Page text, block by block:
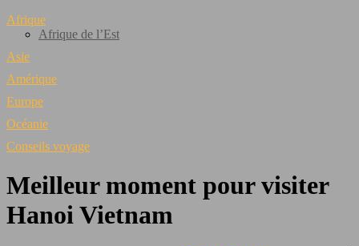
Afrique
Afrique de l’Est
Asie
Amérique
Europe
Océanie
Conseils voyage
Meilleur moment pour visiter
Hanoi Vietnam